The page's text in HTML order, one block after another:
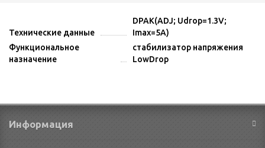
Технические данные
DPAK(ADJ; Udrop=1.3V;
Imax=5A)
Функциональное
назначение
стабилизатор напряжения
LowDrop
Информация